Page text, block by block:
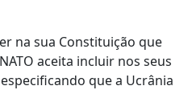
na sua Constituição que
aceita incluir nos seus
que a Ucrânia